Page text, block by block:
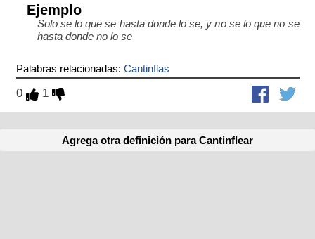
Ejemplo
Solo se lo que se hasta donde lo se, y no se lo que no se
hasta donde no lo se
Palabras relacionadas: Cantinflas
0 1
Agrega otra definición para Cantinflear